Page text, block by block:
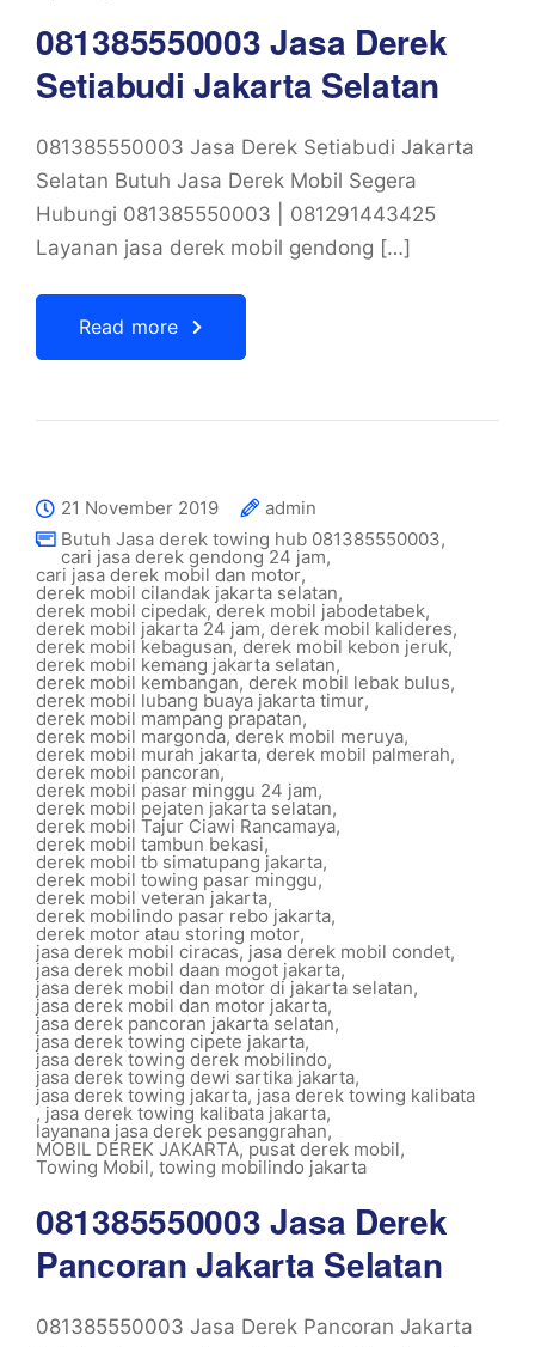
081385550003 Jasa Derek
Setiabudi Jakarta Selatan
081385550003 Jasa Derek Setiabudi Jakarta
Selatan Butuh Jasa Derek Mobil Segera
Hubungi 081385550003 | 081291443425
Layanan jasa derek mobil gendong […]
Read more
21 November 2019
admin
Butuh Jasa derek towing hub 081385550003,
cari jasa derek gendong 24 jam,
cari jasa derek mobil dan motor,
derek mobil cilandak jakarta selatan,
derek mobil cipedak,derek mobil jabodetabek,
derek mobil jakarta 24 jam, derek mobil kalideres,
derek mobil kebagusan, derek mobil kebon jeruk,
derek mobil kemang jakarta selatan,
derek mobil kembangan, derek mobil lebak bulus,
derek mobil lubang buaya jakarta timur,
derek mobil mampang prapatan,
derek mobil margonda,derek mobil meruya,
derek mobil murah jakarta, derek mobil palmerah,
derek mobil pancoran,
derek mobil pasar minggu 24 jam,
derek mobil pejaten jakarta selatan,
derek mobil Tajur Ciawi Rancamaya,
derek mobil tambun bekasi,
derek mobil tb simatupang jakarta,
derek mobil towing pasar minggu,
derek mobil veteran jakarta,
derek mobilindo pasar rebo jakarta,
derek motor atau storing motor,
jasa derek mobil ciracas, jasa derek mobil condet,
jasa derek mobil daan mogot jakarta,
jasa derek mobil dan motor di jakarta selatan,
jasa derek mobil dan motor jakarta,
jasa derek pancoran jakarta selatan,
jasa derek towing cipete jakarta,
jasa derek towing derek mobilindo,
jasa derek towing dewi sartika jakarta,
jasa derek towing jakarta, jasa derek towing kalibata
, jasa derek towing kalibata jakarta,
layanana jasa derek pesanggrahan,
MOBIL DEREK JAKARTA, pusat derek mobil,
Towing Mobil, towing mobilindo jakarta
081385550003 Jasa Derek
Pancoran Jakarta Selatan
081385550003 Jasa Derek Pancoran Jakarta